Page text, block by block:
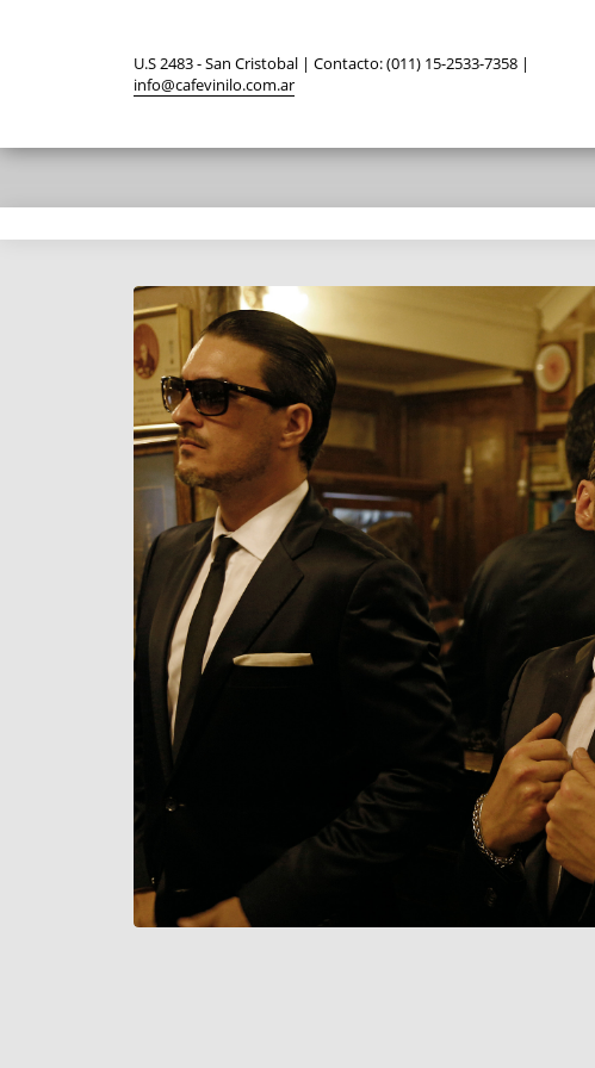
U.S 2483 - San Cristobal | Contacto: (011) 15-2533-7358 |
info@cafevinilo.com.ar